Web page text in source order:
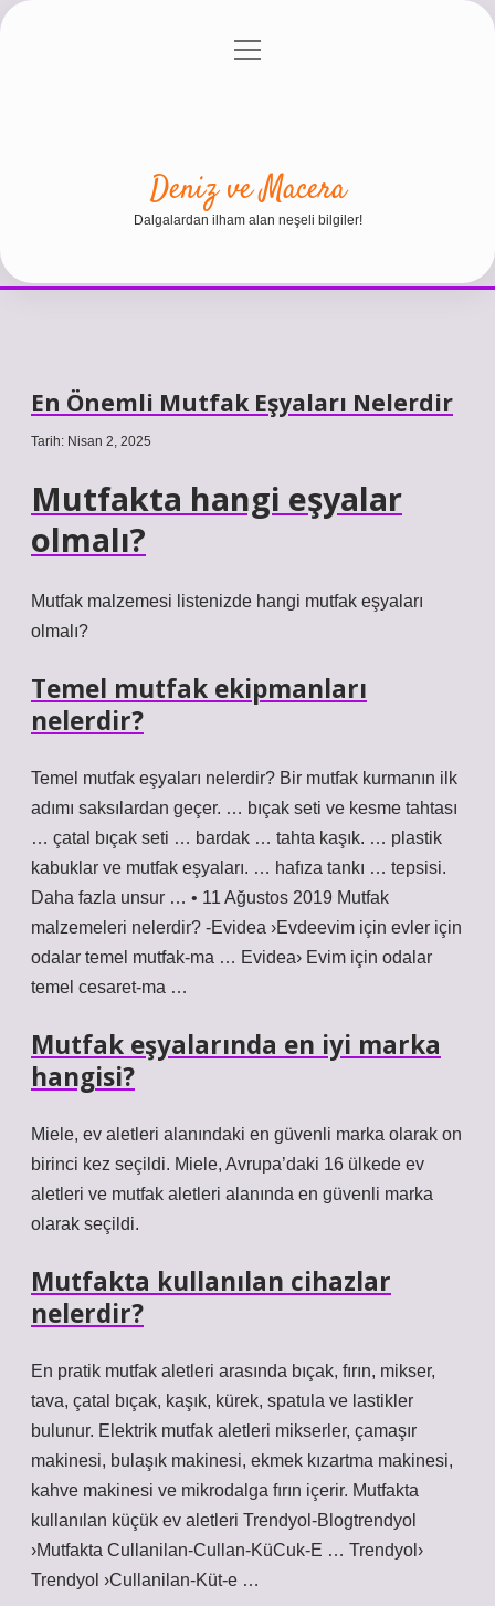
Gizlilik Politikası
menüyü
Deniz ve Macera
Dalgalardan ilham alan neşeli bilgiler!
En Önemli Mutfak Eşyaları Nelerdir
Tarih: Nisan 2, 2025
Mutfakta hangi eşyalar
olmalı?
Mutfak malzemesi listenizde hangi mutfak eşyaları
olmalı?
Temel mutfak ekipmanları
nelerdir?
Temel mutfak eşyaları nelerdir? Bir mutfak kurmanın ilk
adımı saksılardan geçer. … bıçak seti ve kesme tahtası
… çatal bıçak seti … bardak … tahta kaşık. … plastik
kabuklar ve mutfak eşyaları. … hafıza tankı … tepsisi.
Daha fazla unsur … • 11 Ağustos 2019 Mutfak
malzemeleri nelerdir? -Evidea ›Evdeevim için evler için
odalar temel mutfak-ma … Evidea› Evim için odalar
temel cesaret-ma …
Mutfak eşyalarında en iyi marka
hangisi?
Miele, ev aletleri alanındaki en güvenli marka olarak on
birinci kez seçildi. Miele, Avrupa’daki 16 ülkede ev
aletleri ve mutfak aletleri alanında en güvenli marka
olarak seçildi.
Mutfakta kullanılan cihazlar
nelerdir?
En pratik mutfak aletleri arasında bıçak, fırın, mikser,
tava, çatal bıçak, kaşık, kürek, spatula ve lastikler
bulunur. Elektrik mutfak aletleri mikserler, çamaşır
makinesi, bulaşık makinesi, ekmek kızartma makinesi,
kahve makinesi ve mikrodalga fırın içerir. Mutfakta
kullanılan küçük ev aletleri Trendyol-Blogtrendyol
›Mutfakta Cullanilan-Cullan-KüCuk-E … Trendyol›
Trendyol ›Cullanilan-Küt-e …